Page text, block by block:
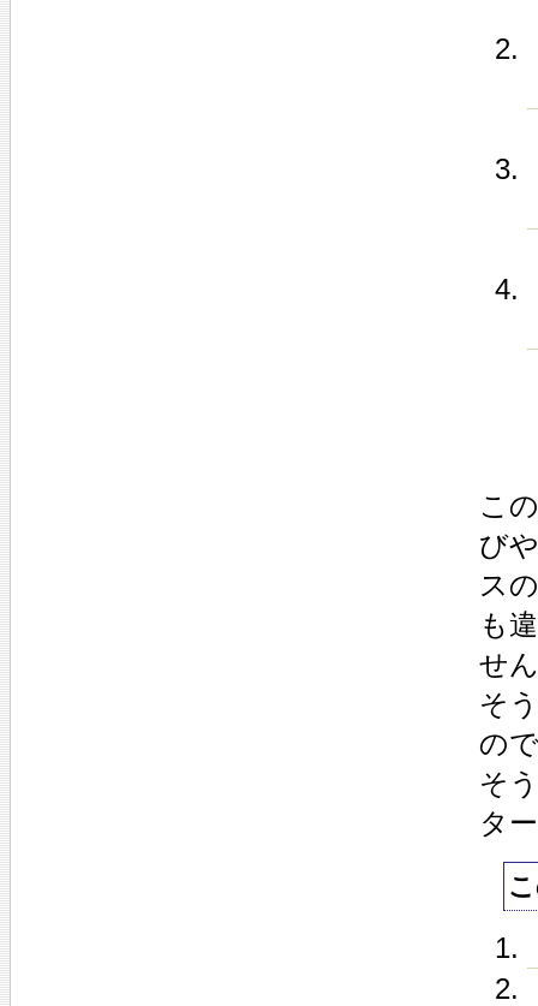
こ
び
ス
も
せ
そ
の
そ
タ